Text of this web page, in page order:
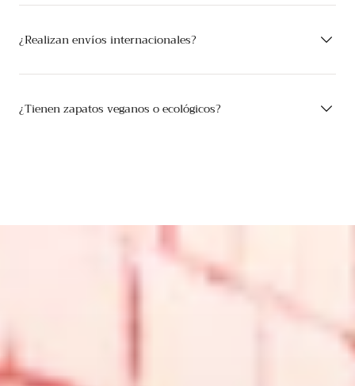
¿Realizan envíos internacionales?
¿Tienen zapatos veganos o ecológicos?